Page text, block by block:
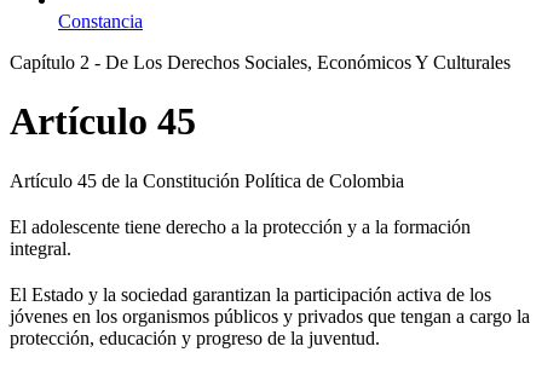
Constancia
Capítulo 2 - De Los Derechos Sociales, Económicos Y Culturales
Artículo 45
Artículo 45 de la Constitución Política de Colombia
El adolescente tiene derecho a la protección y a la formación
integral.
El Estado y la sociedad garantizan la participación activa de los
jóvenes en los organismos públicos y privados que tengan a cargo la
protección, educación y progreso de la juventud.